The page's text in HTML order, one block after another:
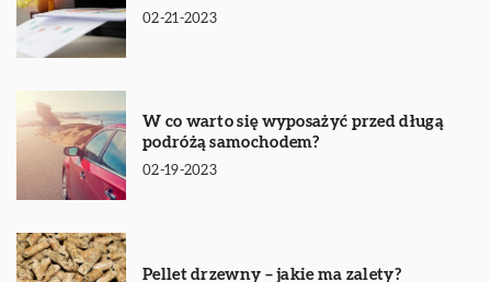
02-21-2023
W co warto się wyposażyć przed długą
podróżą samochodem?
02-19-2023
Pellet drzewny – jakie ma zalety?